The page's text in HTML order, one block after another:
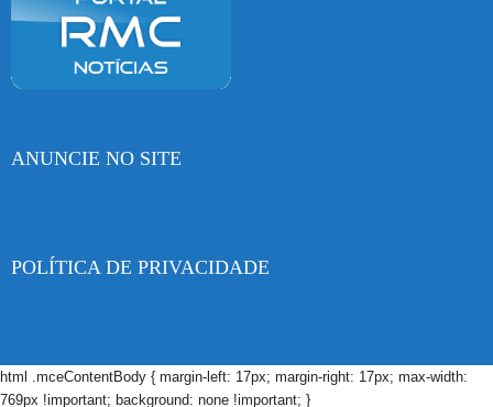
ANUNCIE NO SITE
POLÍTICA DE PRIVACIDADE
html .mceContentBody { margin-left: 17px; margin-right: 17px; max-width:
769px !important; background: none !important; }